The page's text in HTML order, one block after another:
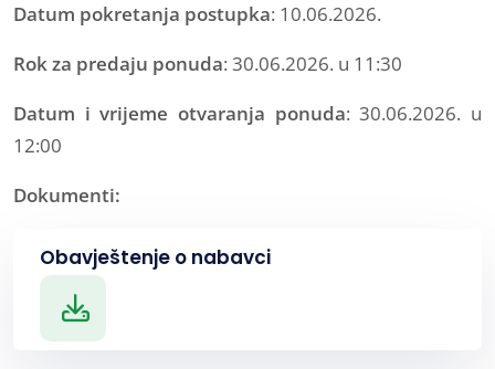
Datum pokretanja postupka: 10.06.2026.
Rok za predaju ponuda: 30.06.2026. u 11:30
Datum i vrijeme otvaranja ponuda: 30.06.2026. u
12:00
Dokumenti:
Obavještenje o nabavci